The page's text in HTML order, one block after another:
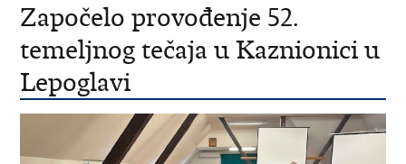
Započelo provođenje 52.
temeljnog tečaja u Kaznionici u
Lepoglavi